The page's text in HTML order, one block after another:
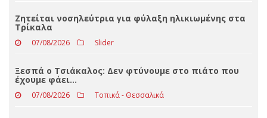
Γ. Σακελλαρίου: Μπορεί κάποιος να συμπεράνει τι
θα κάνει το ΠΑΣΟΚ το βράδυ των εκλογών…
07/08/2026 Τοπικά - Θεσσαλικά
Ζητείται νοσηλεύτρια για φύλαξη ηλικιωμένης στα
Τρίκαλα
07/08/2026 Slider